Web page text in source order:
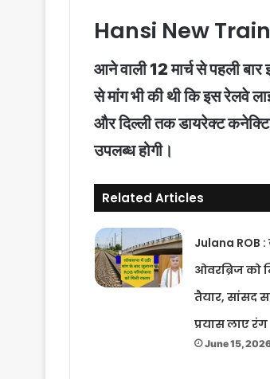
Hansi New
आने वाली 12 मार्च से पहली
से मांग भी की थी कि इस रेलवे
और दिल्ली तक डायरेक्ट
उपलब्ध होगी।
Related Articles
Julana ROB
ओवरब्रिज को
तैयार, सांसद
प्रयास लाए रंग
June 15,